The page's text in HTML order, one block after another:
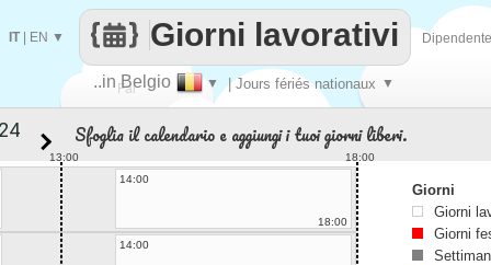
Fai
..in Belgio ▼ | Jours fériés nationaux ▼
Giorni lavorativi
IT| EN ▼
Sfoglia il calendario e aggiungi i tuoi giorni liberi.
13:00
18:00
14:00
18:00
14:00
Giorni
Giorni
Giorni